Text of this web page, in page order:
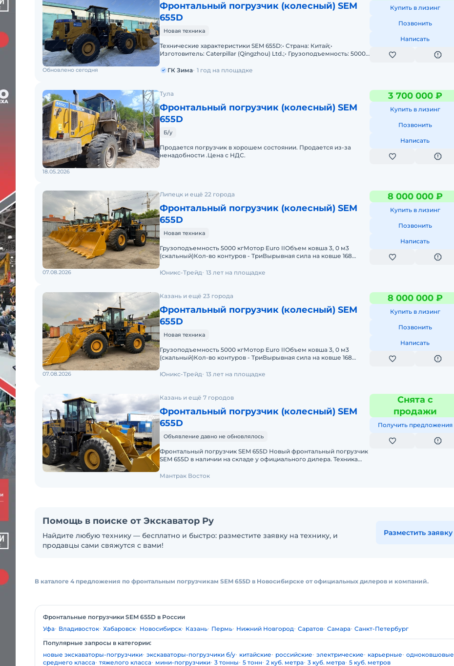
Фронтальный погрузчик (колесный) SEM
655D
Новая техника
Технические характеристики SEM 655D:• Страна: Китай;•
Изготовитель: Caterpillar (Qingzhou) Ltd.;• Грузоподъемность: 5000
Купить в лизинг
Позвонить
Написать
Обновлено сегодня ГК Зима 1 год на площадке
Тула
Фронтальный погрузчик (колесный) SEM
655D
Б/у
Продается погрузчик в хорошем состоянии. Продается из-за
ненадобности .Цена с НДС.
3 700 000 ₽
Купить в лизинг
Позвонить
Написать
18.05.2026
Липецк и ещё 22 города
Фронтальный погрузчик (колесный) SEM
655D
Новая техника
Грузоподъемность 5000 кгМотор Euro IIОбъем ковша 3, 0 м3
(скальный)Кол-во контуров - ТриВырывная сила на ковше 168
8 000 000 ₽
Купить в лизинг
Позвонить
Написать
07.08.2026 Юникс-Трейд 13 лет на площадке
Казань и ещё 23 города
Фронтальный погрузчик (колесный) SEM
655D
Новая техника
Грузоподъемность 5000 кгМотор Euro IIОбъем ковша 3, 0 м3
(скальный)Кол-во контуров - ТриВырывная сила на ковше 168
8 000 000 ₽
Купить в лизинг
Позвонить
Написать
07.08.2026 Юникс-Трейд 13 лет на площадке
Казань и ещё 7 городов
Фронтальный погрузчик (колесный) SEM
655D
Объявление давно не обновлялось
Фронтальный погрузчик SEM 655D Новый фронтальный погрузчик
SEM 655D в наличии на складе у официального дилера. Техника
Снята с
продажи
Получить предложения
Мантрак Восток
Помощь в поиске от Экскаватор Ру
Найдите любую технику — бесплатно и быстро: разместите заявку на технику, и
продавцы сами свяжутся с вами!
Разместить заявку
В каталоге 4 предложения по фронтальным погрузчикам SEM 655D в Новосибирске от официальных дилеров и компаний.
Фронтальные погрузчики SEM 655D в России
Уфа Владивосток Хабаровск Новосибирск Казань Пермь Нижний Новгород Саратов Самара Санкт-Петербург
Популярные запросы в категории:
новые экскаваторы-погрузчики экскаваторы-погрузчики б/у китайские российские электрические карьерные одноковшовые
среднего класса тяжелого класса мини-погрузчики 3 тонны 5 тонн 2 куб. метра 3 куб. метра 5 куб. метров